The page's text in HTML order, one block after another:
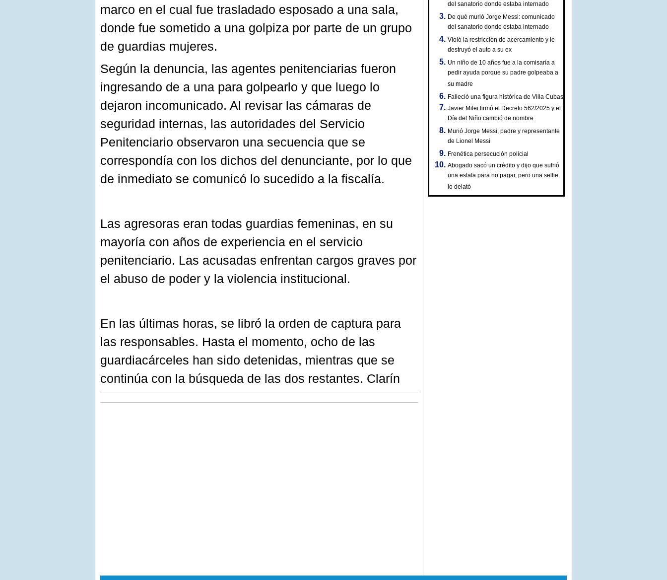
marco en el cual fue trasladado esposado a una sala,
donde fue sometido a una golpiza por parte de un grupo
de guardias mujeres.
Según la denuncia, las agentes penitenciarias fueron
ingresando de a una para golpearlo y que luego lo
dejaron incomunicado. Al revisar las cámaras de
seguridad internas, las autoridades del Servicio
Penitenciario observaron una secuencia que se
correspondía con los dichos del denunciante, por lo que
de inmediato se comunicó lo sucedido a la fiscalía.
Las agresoras eran todas guardias femeninas, en su
mayoría con años de experiencia en el servicio
penitenciario. Las acusadas enfrentan cargos graves por
el abuso de poder y la violencia institucional.
En las últimas horas, se libró la orden de captura para
las responsables. Hasta el momento, ocho de las
guardiacárceles han sido detenidas, mientras que se
continúa con la búsqueda de las dos restantes. Clarín
del sanatorio donde estaba internado
De qué murió Jorge Messi: comunicado
del sanatorio donde estaba internado
Violó la restricción de acercamiento y le
destruyó el auto a su ex
Un niño de 10 años fue a la comisaría a
pedir ayuda porque su padre golpeaba a
su madre
Falleció una figura histórica de Villa Cubas
Javier Milei firmó el Decreto 562/2025 y el
Día del Niño cambió de nombre
Murió Jorge Messi, padre y representante
de Lionel Messi
Frenética persecución policial
Abogado sacó un crédito y dijo que sufrió
una estafa para no pagar, pero una selfie
lo delató